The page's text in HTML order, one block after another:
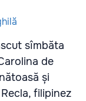
sîmbăta
de
și
filipinez